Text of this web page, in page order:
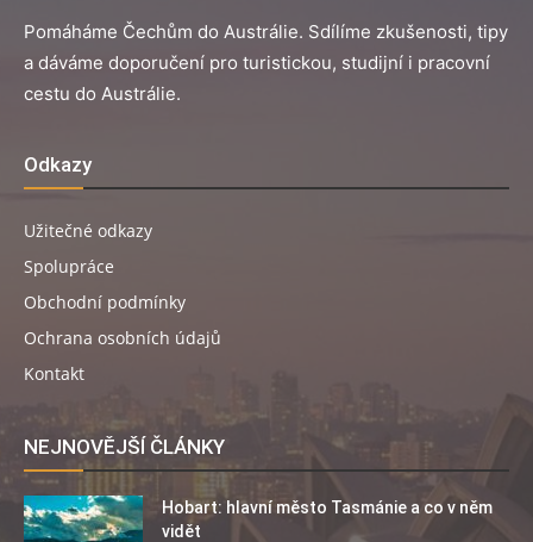
Pomáháme Čechům do Austrálie. Sdílíme zkušenosti, tipy
a dáváme doporučení pro turistickou, studijní i pracovní
cestu do Austrálie.
Odkazy
Užitečné odkazy
Spolupráce
Obchodní podmínky
Ochrana osobních údajů
Kontakt
NEJNOVĚJŠÍ ČLÁNKY
Hobart: hlavní město Tasmánie a co v něm
vidět